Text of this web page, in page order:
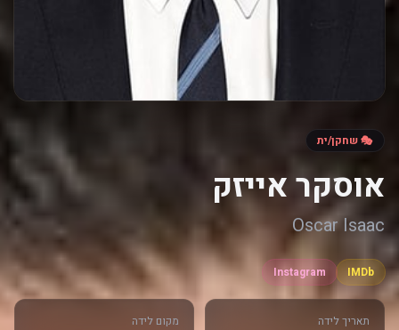
🎭 שחקן/ית
אוסקר אייזק
Oscar Isaac
IMDb
Instagram
תאריך לידה מקום לידה